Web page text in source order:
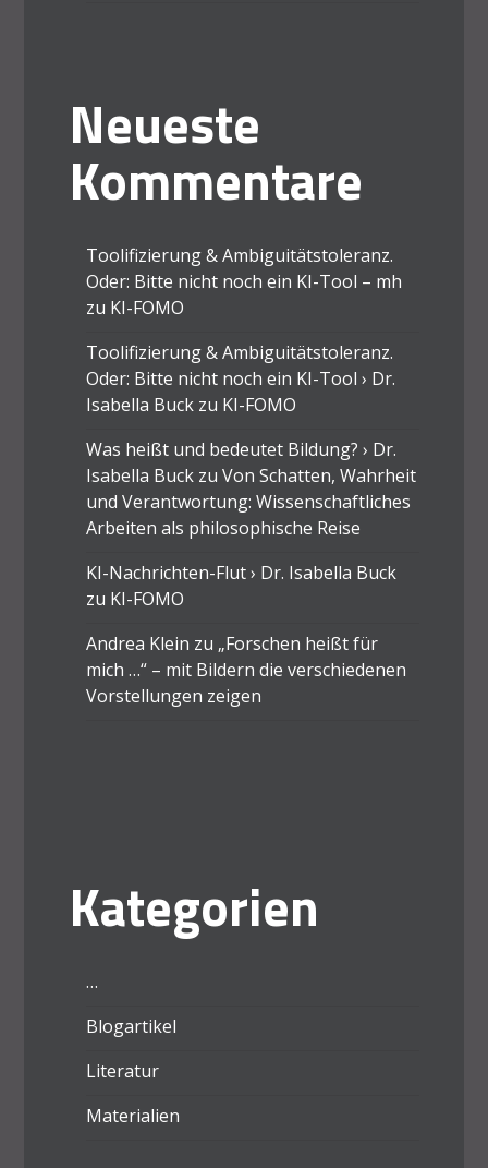
Neueste
Kommentare
Toolifizierung & Ambiguitätstoleranz.
Oder: Bitte nicht noch ein KI-Tool – mh
zu KI-FOMO
Toolifizierung & Ambiguitätstoleranz.
Oder: Bitte nicht noch ein KI-Tool › Dr.
Isabella Buckzu KI-FOMO
Was heißt und bedeutet Bildung? › Dr.
Isabella Buckzu Von Schatten, Wahrheit
und Verantwortung: Wissenschaftliches
Arbeiten als philosophische Reise
KI-Nachrichten-Flut › Dr. Isabella Buck
zu KI-FOMO
Andrea Klein zu „Forschen heißt für
mich …“ – mit Bildern die verschiedenen
Vorstellungen zeigen
Kategorien
…
Blogartikel
Literatur
Materialien